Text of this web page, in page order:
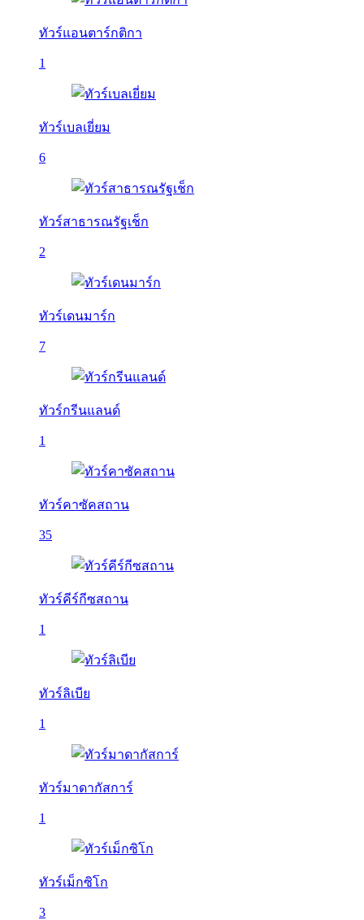
ทัวร์แอนตาร์กติกา
1
ทัวร์เบลเยี่ยม
6
ทัวร์สาธารณรัฐเช็ก
2
ทัวร์เดนมาร์ก
7
ทัวร์กรีนแลนด์
1
ทัวร์คาซัคสถาน
35
ทัวร์คีร์กีซสถาน
1
ทัวร์ลิเบีย
1
ทัวร์มาดากัสการ์
1
ทัวร์เม็กซิโก
3